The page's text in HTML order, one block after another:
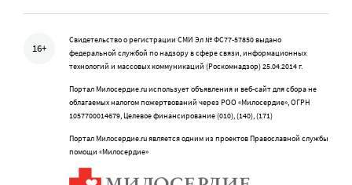
16+
Свидетельство о регистрации СМИ Эл № ФС77-57850 выдано
федеральной службой по надзору в сфере связи, информационных
технологий и массовых коммуникаций (Роскомнадзор) 25.04.2014 г.
Портал Милосердие.ru использует объявления и веб-сайт для сбора не
облагаемых налогом пожертвований через РОО «Милосердие», ОГРН
1057700014679, Целевое финансирование (010), (140), (171)
Портал Милосердие.ru является одним из проектов Православной службы
помощи «Милосердие»